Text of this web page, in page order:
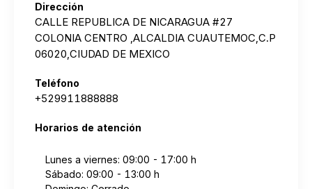
Dirección
CALLE REPUBLICA DE NICARAGUA #27
COLONIA CENTRO ,ALCALDIA CUAUTEMOC,C.P
06020,CIUDAD DE MEXICO
Teléfono
+529911888888
Horarios de atención
Lunes a viernes: 09:00 - 17:00 h
Sábado: 09:00 - 13:00 h